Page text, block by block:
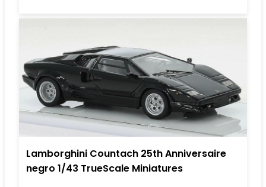
Lamborghini Countach 25th Anniversaire
negro 1/43 TrueScale Miniatures